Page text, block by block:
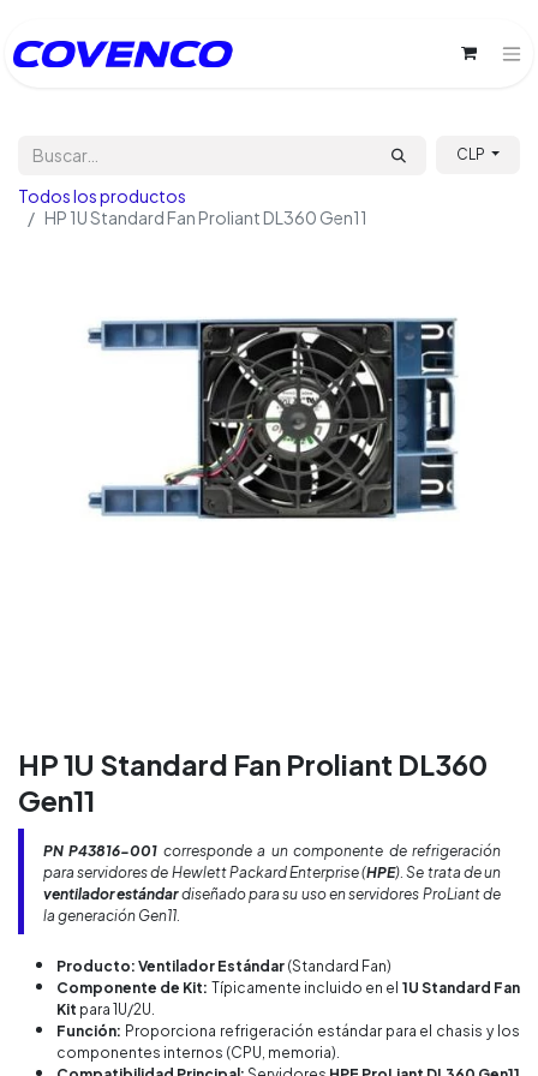
CLP
Todos los productos
HP 1U Standard Fan Proliant DL360 Gen11
HP 1U Standard Fan Proliant DL360
Gen11
PN P43816-001 corresponde a un componente de refrigeración
para servidores de Hewlett Packard Enterprise (HPE). Se trata de un
ventilador estándardiseñado para su uso en servidores ProLiant de
la generación Gen11.
Producto: Ventilador Estándar (Standard Fan)
Componente de Kit: Típicamente incluido en el 1U Standard Fan
Kit para 1U/2U.
Función: Proporciona refrigeración estándar para el chasis y los
componentes internos (CPU, memoria).